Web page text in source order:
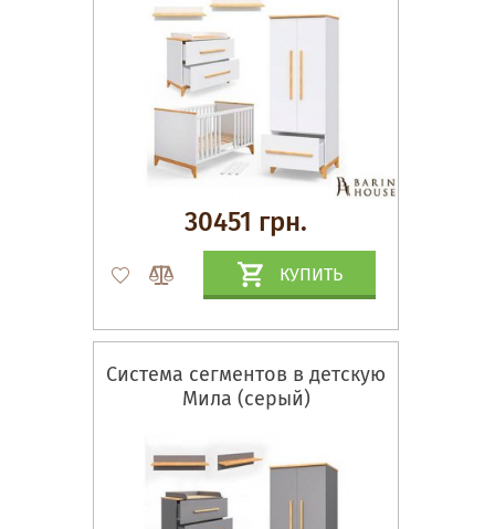
30451 грн.
КУПИТЬ
Система сегментов в детскую
Мила (серый)